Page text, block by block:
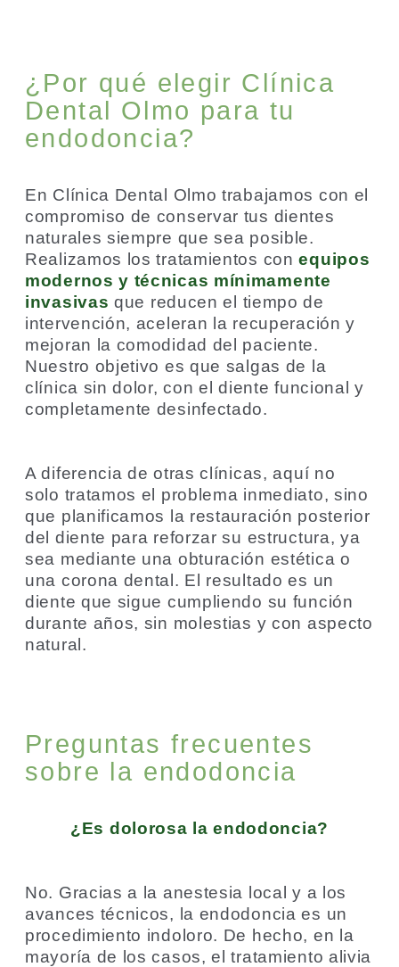
¿Por qué elegir Clínica
Dental Olmo para tu
endodoncia?
En Clínica Dental Olmo trabajamos con el
compromiso de conservar tus dientes
naturales siempre que sea posible.
Realizamos los tratamientos conequipos
modernos y técnicas mínimamente
invasivas que reducen el tiempo de
intervención, aceleran la recuperación y
mejoran la comodidad del paciente.
Nuestro objetivo es que salgas de la
clínica sin dolor, con el diente funcional y
completamente desinfectado.
A diferencia de otras clínicas, aquí no
solo tratamos el problema inmediato, sino
que planificamos la restauración posterior
del diente para reforzar su estructura, ya
sea mediante una obturación estética o
una corona dental. El resultado es un
diente que sigue cumpliendo su función
durante años, sin molestias y con aspecto
natural.
Preguntas frecuentes
sobre la endodoncia
¿Es dolorosa la endodoncia?
No. Gracias a la anestesia local y a los
avances técnicos, la endodoncia es un
procedimiento indoloro. De hecho, en la
mayoría de los casos, el tratamiento alivia